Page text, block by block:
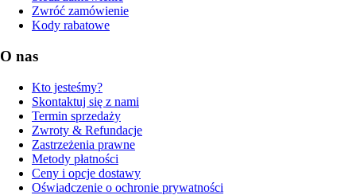
Zwróć zamówienie
Kody rabatowe
O nas
Kto jesteśmy?
Skontaktuj się z nami
Termin sprzedaży
Zwroty & Refundacje
Zastrzeżenia prawne
Metody płatności
Ceny i opcje dostawy
Oświadczenie o ochronie prywatności